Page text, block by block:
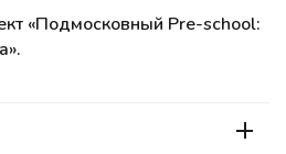
«Подмосковный Pre-school: